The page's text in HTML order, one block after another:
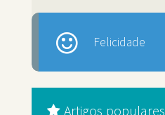
Felicidade
Artigos populares